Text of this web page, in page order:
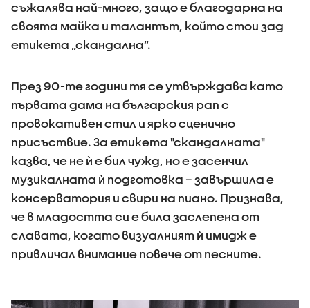
съжалява най-много, защо е благодарна на
своята майка и талантът, който стои зад
етикета „скандална”.
През 90-те години тя се утвърждава като
първата дама на българския рап с
провокативен стил и ярко сценично
присъствие. За етикета "скандалната"
казва, че не ѝ е бил чужд, но е засенчил
музикалната ѝ подготовка – завършила е
консерватория и свири на пиано. Признава,
че в младостта си е била заслепена от
славата, когато визуалният ѝ имидж е
привличал внимание повече от песните.